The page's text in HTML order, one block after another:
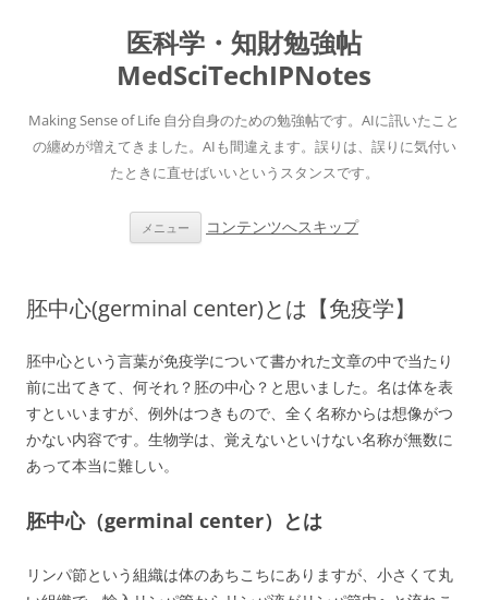
医科学・知財勉強帖
MedSciTechIPNotes
Making Sense of Life 自分自身のための勉強帖です。AIに訊いたこと
の纏めが増えてきました。AIも間違えます。誤りは、誤りに気付い
たときに直せばいいというスタンスです。
メニュー コンテンツへスキップ
胚中心(germinal center)とは【免疫学】
胚中心という言葉が免疫学について書かれた文章の中で当たり
前に出てきて、何それ？胚の中心？と思いました。名は体を表
すといいますが、例外はつきもので、全く名称からは想像がつ
かない内容です。生物学は、覚えないといけない名称が無数に
あって本当に難しい。
胚中心（germinal center）とは
リンパ節という組織は体のあちこちにありますが、小さくて丸